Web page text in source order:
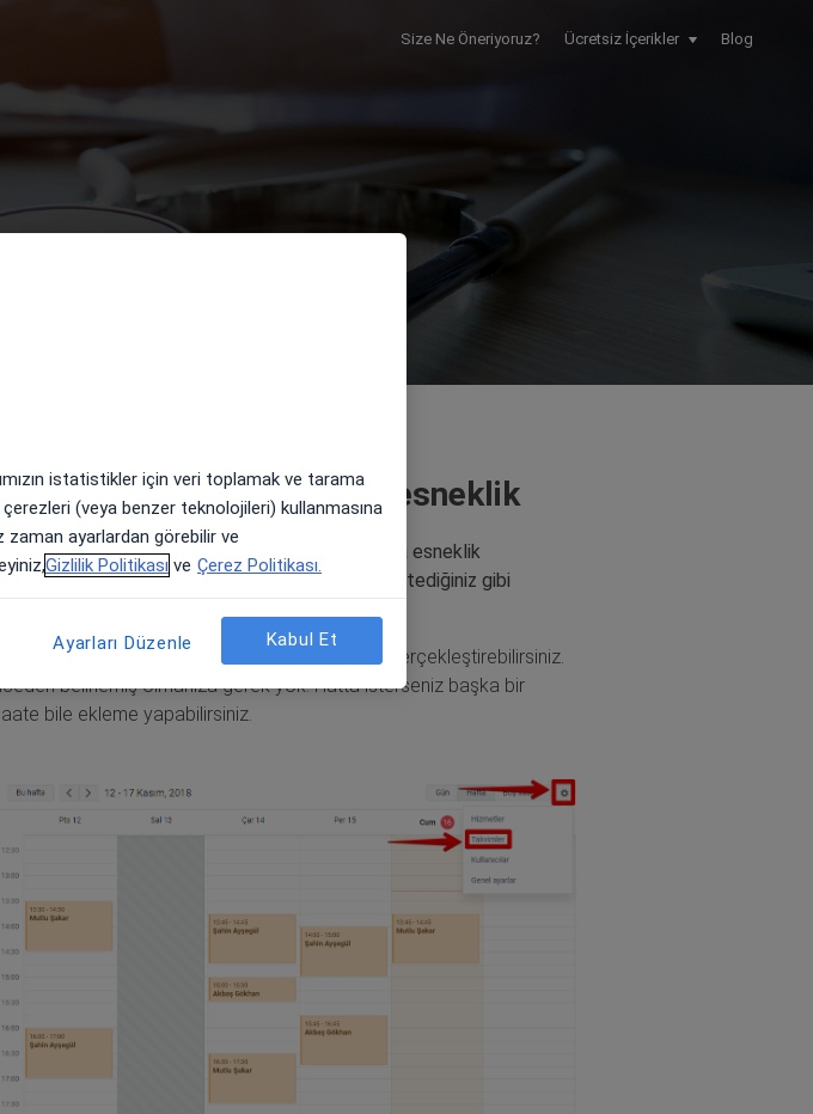
Size Ne Öneriyoruz? Ücretsiz İçerikler Blog
- Uzmanlar için tam esneklik
için olmazsa olmazlardan birisi, her koşulda esneklik
takviminiz ile sağlayabileceksiniz. Zamanınızı istediğiniz gibi
saate tıklayarak ve kolayca randevu girişinizi gerçekleştirebilirsiniz.
belirlemiş olmanıza gerek yok! Hatta isterseniz başka bir
bile ekleme yapabilirsiniz.
istatistikler için veri toplamak ve tarama
çerezleri (veya benzer teknolojileri) kullanmasına
ayarlardan görebilir ve
Gizlilik Politikası ve Çerez Politikası.
Ayarları Düzenle Kabul Et